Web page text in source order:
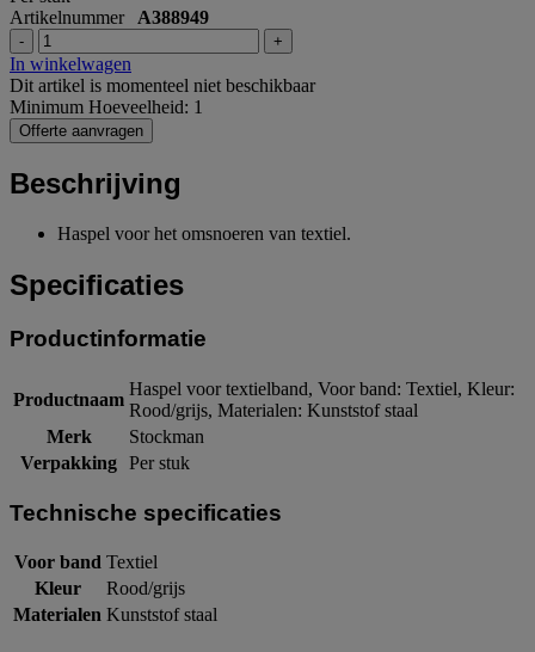
Artikelnummer A388949
- +
In winkelwagen
Dit artikel is momenteel niet beschikbaar
Minimum Hoeveelheid: 1
Offerte aanvragen
Beschrijving
Haspel voor het omsnoeren van textiel.
Specificaties
Productinformatie
Productnaam
Haspel voor textielband, Voor band: Textiel, Kleur:
Rood/grijs, Materialen: Kunststof staal
Merk
Stockman
Verpakking Per stuk
Technische specificaties
Voor band Textiel
Kleur
Rood/grijs
Materialen Kunststof staal